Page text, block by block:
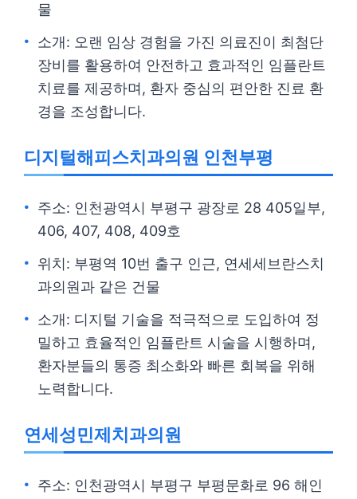
물
소개: 오랜 임상 경험을 가진 의료진이 최첨단
장비를 활용하여 안전하고 효과적인 임플란트
치료를 제공하며, 환자 중심의 편안한 진료 환
경을 조성합니다.
디지털해피스치과의원 인천부평
주소: 인천광역시 부평구 광장로 28 405일부,
406, 407, 408, 409호
위치: 부평역 10번 출구 인근, 연세세브란스치
과의원과 같은 건물
소개: 디지털 기술을 적극적으로 도입하여 정
밀하고 효율적인 임플란트 시술을 시행하며,
환자분들의 통증 최소화와 빠른 회복을 위해
노력합니다.
연세성민제치과의원
주소: 인천광역시 부평구 부평문화로 96 해인